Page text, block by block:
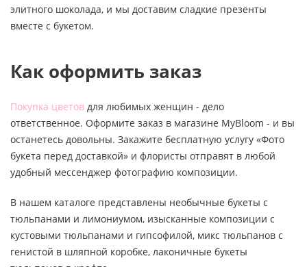
элитного шоколада, и мы доставим сладкие презенты
вместе с букетом.
Как оформить заказ
Покупка цветов для любимых женщин - дело
ответственное. Оформите заказ в магазине MyBloom - и вы
останетесь довольны. Закажите бесплатную услугу «Фото
букета перед доставкой» и флористы отправят в любой
удобный мессенджер фотографию композиции.
В нашем каталоге представлены необычные букеты с
тюльпанами и лимониумом, изысканные композиции с
кустовыми тюльпанами и гипсофилой, микс тюльпанов с
генистой в шляпной коробке, лаконичные букеты